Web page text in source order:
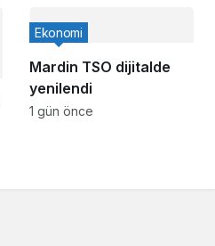
Mardin TSO dijitalde
yenilendi
Ekonomi
1 gün önce